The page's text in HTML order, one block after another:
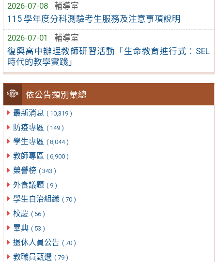
2026-07-08
輔導室
115 學年度分科測驗考生服務及注意事項說明
2026-07-01
輔導室
復興高中辦理教師研習活動「生命教育進行式：SEL
時代的教學實踐」
依公告類別彙總
最新消息 ( 10,319 )
防疫專區 ( 149 )
學生專區 ( 8,044 )
教師專區 ( 6,900 )
榮譽榜 ( 343 )
外食議題 ( 9 )
學生自治組織 ( 70 )
校慶 ( 56 )
畢典 ( 53 )
退休人員公告 ( 70 )
教職員甄選 ( 79 )